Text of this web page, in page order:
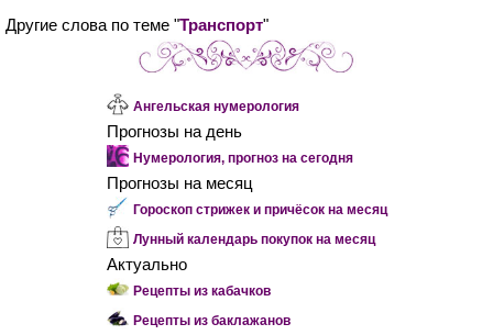
Другие слова по теме "Транспорт"
Ангельская нумерология
Прогнозы на день
Нумерология, прогноз на сегодня
Прогнозы на месяц
Гороскоп стрижек и причёсок на месяц
Лунный календарь покупок на месяц
Актуально
Рецепты из кабачков
Рецепты из баклажанов